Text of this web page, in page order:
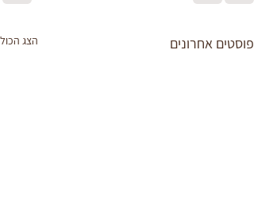
פוסטים אחרונים הצג הכול